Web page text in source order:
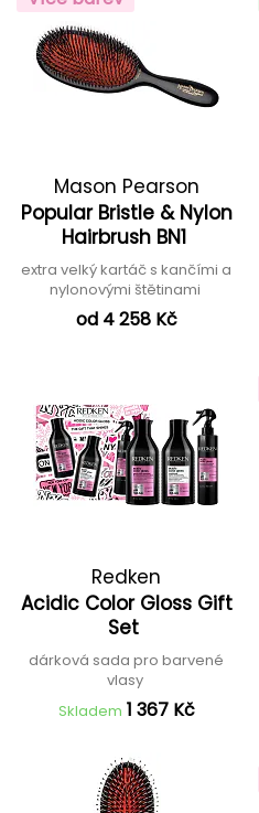
Mason Pearson
Popular Bristle & Nylon
Hairbrush BN1
extra velký kartáč s kančími a
nylonovými štětinami
od 4 258 Kč
Redken
Acidic Color Gloss Gift
Set
dárková sada pro barvené
vlasy
Skladem 1 367 Kč